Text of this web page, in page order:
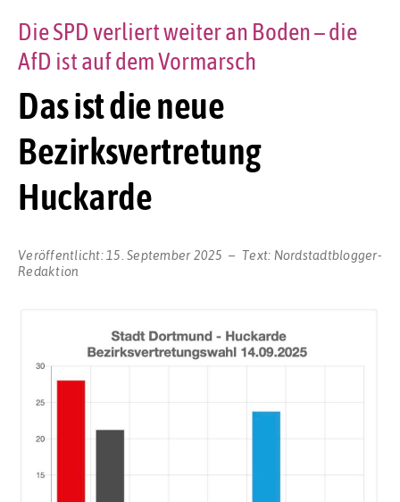
Das ist die neue
Bezirksvertretung
Huckarde
Die SPD verliert weiter an Boden – die
AfD ist auf dem Vormarsch
Veröffentlicht: 15. September 2025 Text: Nordstadtblogger-
Redaktion